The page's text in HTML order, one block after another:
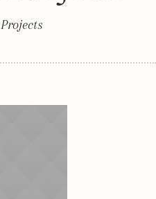
Projects